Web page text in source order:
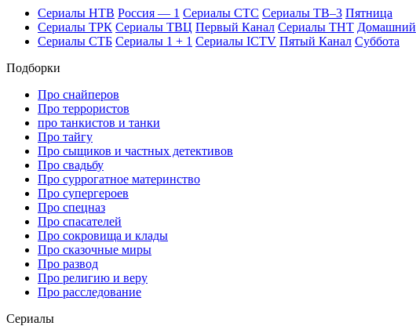
Се­риа­лы НТВ Рос­сия — 1 Се­риа­лы СТС Се­риа­лы ТВ–3 Пят­ни­ца
Се­риа­лы ТРК Се­риа­лы ТВЦ Пер­вый Ка­нал Се­риа­лы ТНТ До­маш­ний
Се­риа­лы СТБ Се­риа­лы 1 + 1 Се­риа­лы ICTV Пя­тый Ка­нал Суб­бо­та
Подборки
Про снайперов
Про террористов
про танкистов и танки
Про тайгу
Про сыщиков и частных детективов
Про свадьбу
Про суррогатное материнство
Про супергероев
Про спецназ
Про спасателей
Про сокровища и клады
Про сказочные миры
Про развод
Про религию и веру
Про расследование
Се­риа­лы